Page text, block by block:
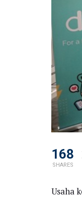
168
SHARES
Usaha